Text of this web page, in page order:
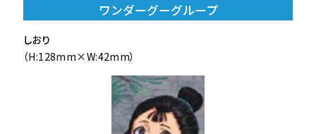
ワンダーグーグループ
しおり
（H:128mm×W:42mm）